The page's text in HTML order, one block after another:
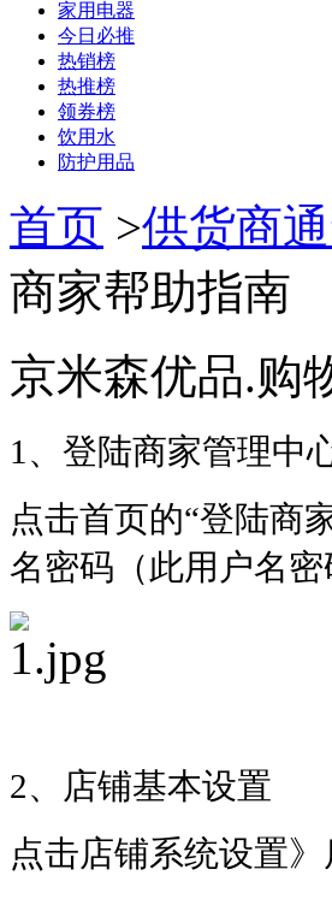
家用电器
今日必推
热销榜
热推榜
领券榜
饮用水
防护用品
首页 >供货商
商家帮助指南
京米森优品.购
1、登陆商家管理中
点击首页的“登陆商
名密码（此用户名
2、
店铺基本设置
点击店铺系统设置